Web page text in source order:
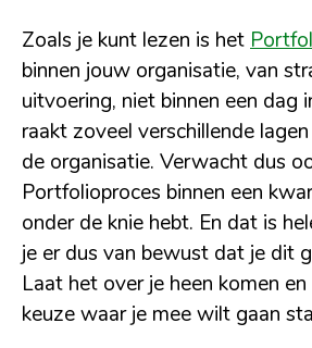
Zoals je kunt lezen is het
binnen jouw organisatie, van
uitvoering, niet binnen een dag
raakt zoveel verschillende
de organisatie. Verwacht dus
Portfolioproces binnen een
onder de knie hebt. En dat is
je er dus van bewust dat je dit
Laat het over je heen komen
keuze waar je mee wilt gaan